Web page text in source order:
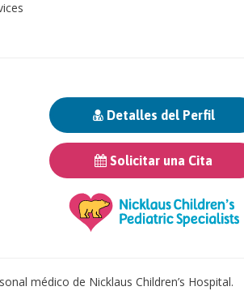
Detalles del Perfil
Solicitar una Cita
médico de Nicklaus Children’s Hospital.